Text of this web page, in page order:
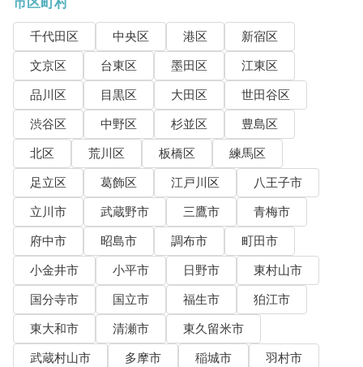
千代田区 中央区 港区
新宿区
文京区
台東区 墨田区
江東区
品川区
目黒区 大田区
世田谷区
渋谷区
中野区 杉並区
豊島区
北区
荒川区 板橋区
練馬区
足立区
葛飾区 江戸川区
八王子市
立川市
武蔵野市 三鷹市
青梅市
府中市
昭島市 調布市
町田市
小金井市
小平市 日野市
東村山市
国分寺市
国立市 福生市
狛江市
東大和市
清瀬市
東久留米市
武蔵村山市
多摩市 稲城市
羽村市